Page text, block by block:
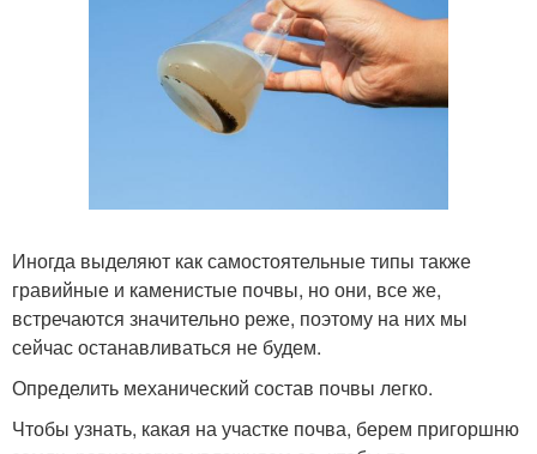
Иногда выделяют как самостоятельные типы также
гравийные и каменистые почвы, но они, все же,
встречаются значительно реже, поэтому на них мы
сейчас останавливаться не будем.
Определить механический состав почвы легко.
Чтобы узнать, какая на участке почва, берем пригоршню